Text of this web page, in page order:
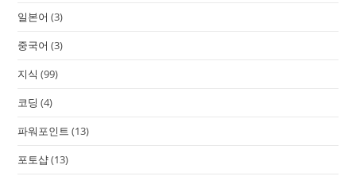
일본어 (3)
중국어 (3)
지식 (99)
코딩 (4)
파워포인트 (13)
포토샵(13)